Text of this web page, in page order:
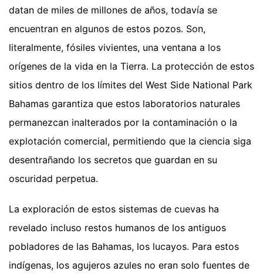
datan de miles de millones de años, todavía se
encuentran en algunos de estos pozos. Son,
literalmente, fósiles vivientes, una ventana a los
orígenes de la vida en la Tierra. La protección de estos
sitios dentro de los límites del West Side National Park
Bahamas garantiza que estos laboratorios naturales
permanezcan inalterados por la contaminación o la
explotación comercial, permitiendo que la ciencia siga
desentrañando los secretos que guardan en su
oscuridad perpetua.
La exploración de estos sistemas de cuevas ha
revelado incluso restos humanos de los antiguos
pobladores de las Bahamas, los lucayos. Para estos
indígenas, los agujeros azules no eran solo fuentes de